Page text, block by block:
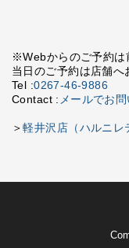
※Webからのご予約は
当日のご予約は店舗へ
Tel :0267-46-9886
Contact : メールでお
＞軽井沢店（ハルニレ